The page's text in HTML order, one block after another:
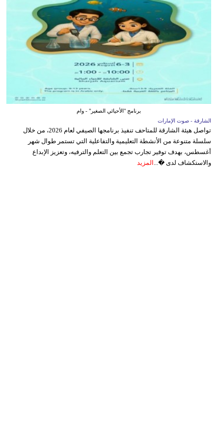
برنامج "الأحيائي الصغير" - وام
الشارقة - صوت الإمارات
تواصل هيئة الشارقة للمتاحف تنفيذ برنامجها الصيفي لعام 2026، من خلال
سلسلة متنوعة من الأنشطة التعليمية والتفاعلية التي تستمر طوال شهر
أغسطس، بهدف توفير تجارب تجمع بين التعلم والترفيه، وتعزيز الإبداع
والاستكشاف لدى �... المزيد